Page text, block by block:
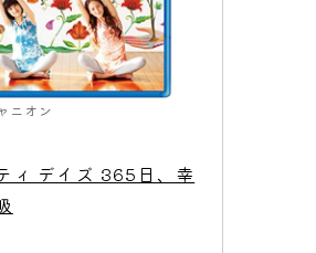
ニオン
ィ デイズ 365日、幸